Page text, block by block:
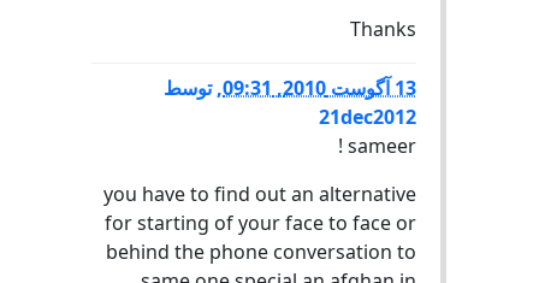
Thanks
13 آگوست 2010, 09:31 ,توسط
21dec2012
sameer !
you have to find out an alternative
for starting of your face to face or
behind the phone conversation to